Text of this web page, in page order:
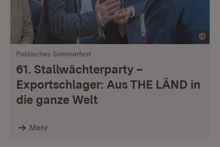
Politisches Sommerfest
61. Stallwächterparty –
Exportschlager: Aus THE LÄND in
die ganze Welt
Mehr